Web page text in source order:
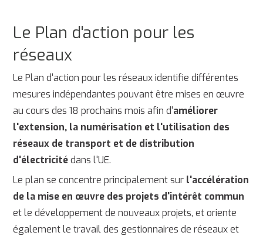
Le Plan d'action pour les
réseaux
Le Plan d'action pour les réseaux identifie différentes
mesures indépendantes pouvant être mises en œuvre
au cours des 18 prochains mois afin d'améliorer
l'extension, la numérisation et l'utilisation des
réseaux de transport et de distribution
d'électricitédans l'UE.
Le plan se concentre principalement sur l'accélération
de la mise en œuvre des projets d'intérêt commun
et le développement de nouveaux projets, et oriente
également le travail des gestionnaires de réseaux et